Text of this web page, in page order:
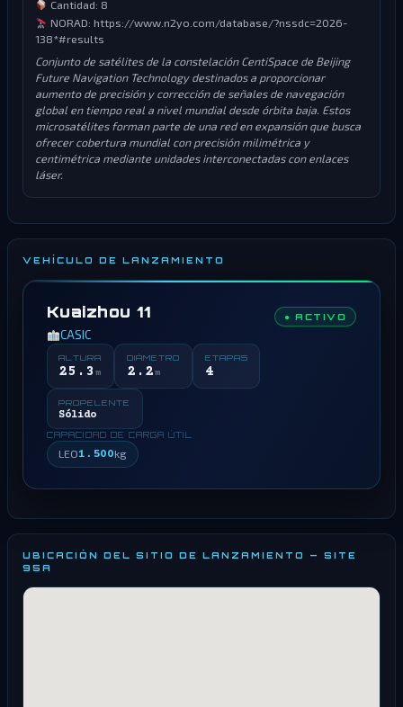
Cantidad: 8
NORAD: https://www.n2yo.com/database/?nssdc=2026-
138*#results
Conjunto de satélites de la constelación CentiSpace de Beijing
Future Navigation Technology destinados a proporcionar
aumento de precisión y corrección de señales de navegación
global en tiempo real a nivel mundial desde órbita baja. Estos
microsatélites forman parte de una red en expansión que busca
ofrecer cobertura mundial con precisión milimétrica y
centimétrica mediante unidades interconectadas con enlaces
láser.
VEHÍCULO DE LANZAMIENTO
Kuaizhou 11 ● ACTIVO
CASIC
ALTURA
25.3 m
DIÁMETRO
2.2m
ETAPAS
4
PROPELENTE
Sólido
CAPACIDAD DE CARGA ÚTIL
LEO1.500kg
UBICACIÓN DEL SITIO DE LANZAMIENTO — SITE
95A